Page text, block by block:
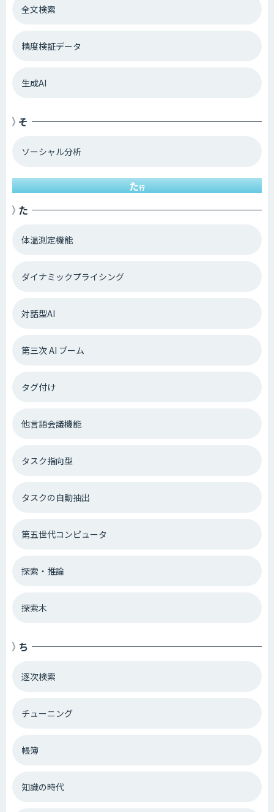
全文検索
精度検証データ
生成AI
そ
ソーシャル分析
た行
た
体温測定機能
ダイナミックプライシング
対話型AI
第三次 AI ブーム
タグ付け
他言語会議機能
タスク指向型
タスクの自動抽出
第五世代コンピュータ
探索・推論
探索木
ち
逐次検索
チューニング
帳簿
知識の時代